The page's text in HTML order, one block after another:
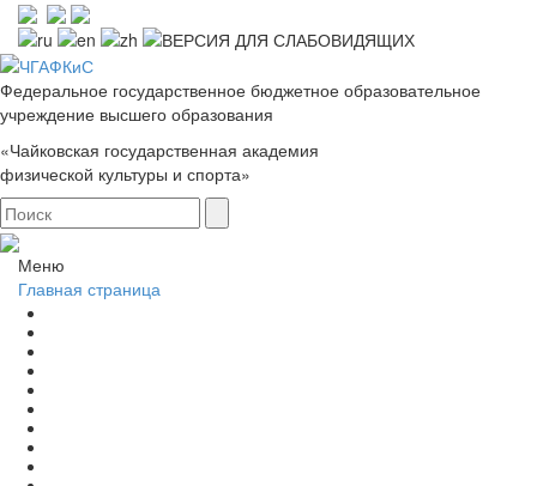
Федеральное государственное бюджетное образовательное
учреждение высшего образования
«Чайковская государственная академия
физической культуры и спорта»
Меню
Главная страница